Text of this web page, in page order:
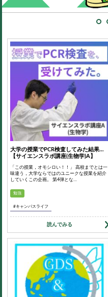
大学の授業でPCR検査してみた結果…
【サイエンスラボ講座(生物学)A】
「この授業，オモシロい！！」 高校までとは一
味違う，大学ならではのユニークな授業を紹介
していくこの企画。 第4弾とな…
勉強
#キャンパスライフ
読んでみる